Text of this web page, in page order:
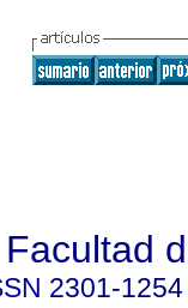
2301-1254